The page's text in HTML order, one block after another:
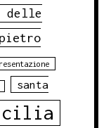
delle
pietro
santa